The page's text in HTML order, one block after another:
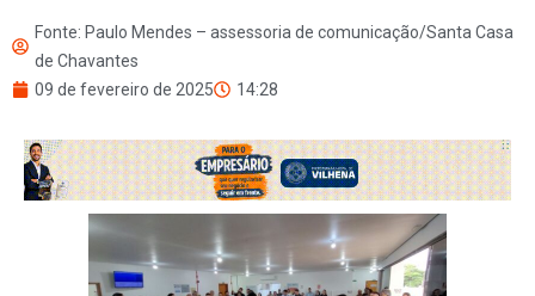
Fonte: Paulo Mendes – assessoria de comunicação/Santa Casa
de Chavantes
09 de fevereiro de 2025
14:28